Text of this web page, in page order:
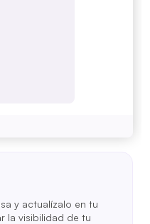
y actualízalo en tu
la visibilidad de tu